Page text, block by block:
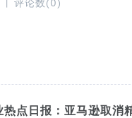
评论数(0)
点日报：亚马逊取消